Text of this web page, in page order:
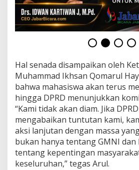
Hal senada disampaikan oleh
Muhammad Ikhsan Qomarul
bahwa mahasiswa akan terus
hingga DPRD menunjukkan
“Kami tidak akan diam. Jika
mengabaikan tuntutan kami,
aksi lanjutan dengan massa
bukan hanya tentang GMNI dan
tentang kepentingan
keseluruhan,” tegas Arul.